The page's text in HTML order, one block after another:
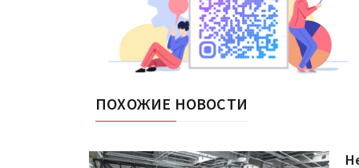
ПОХОЖИЕ НОВОСТИ